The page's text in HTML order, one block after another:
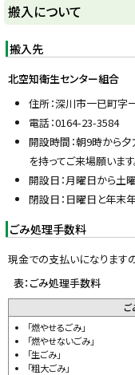
ト
ッ
プ
戻
る
搬入について
搬入先
北空知衛生センター組合
住所：深川市一已町字
電話：0164-23-3584
開設時間：朝9時から
を持ってご来場願います
開設日：月曜日から土
閉設日：日曜日と年末
ごみ処理手数料
現金での支払いになります
表：ごみ処理手数料
ご
「燃やせるごみ」
「燃やせないごみ」
「生ごみ」
「粗大ごみ」